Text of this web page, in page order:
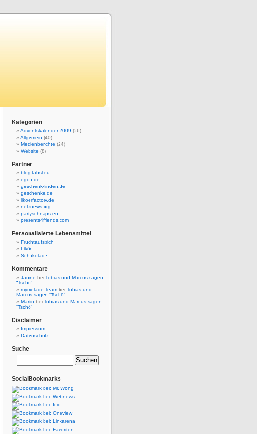
Kategorien
Adventskalender 2009 (26)
Allgemein (40)
Medienberichte (24)
Website (8)
Partner
blog.tabsl.eu
egoo.de
geschenk-finden.de
geschenke.de
likoerfactory.de
netznews.org
partyschnaps.eu
presents4friends.com
Personalisierte Lebensmittel
Fruchtaufstrich
Likör
Schokolade
Kommentare
Janine bei Tobias und Marcus sagen
“Tschö”
mymelade-Team bei Tobias und
Marcus sagen “Tschö”
Martin bei Tobias und Marcus sagen
“Tschö”
Disclaimer
Impressum
Datenschutz
Suche
SocialBookmarks